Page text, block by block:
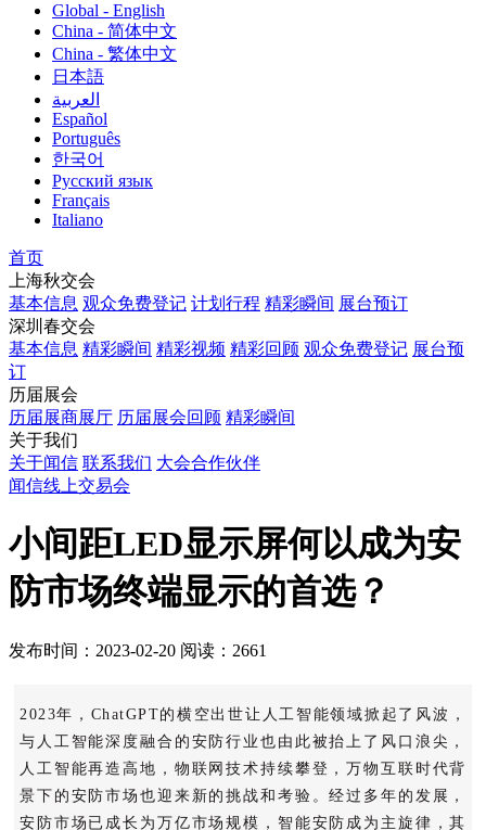
Global - English
China - 简体中文
China - 繁体中文
日本語
العربية
Español
Português
한국어
Русский язык
Français
Italiano
首页
上海秋交会
基本信息 观众免费登记 计划行程 精彩瞬间 展台预订
深圳春交会
基本信息 精彩瞬间 精彩视频 精彩回顾 观众免费登记 展台预
订
历届展会
历届展商展厅 历届展会回顾 精彩瞬间
关于我们
关于闻信 联系我们 大会合作伙伴
闻信线上交易会
小间距LED显示屏何以成为安
防市场终端显示的首选？
发布时间：2023-02-20 阅读：2661
2023年，ChatGPT的横空出世让人工智能领域掀起了风波，
与人工智能深度融合的安防行业也由此被抬上了风口浪尖，
人工智能再造高地，物联网技术持续攀登，万物互联时代背
景下的安防市场也迎来新的挑战和考验。经过多年的发展，
安防市场已成长为万亿市场规模，智能安防成为主旋律，其